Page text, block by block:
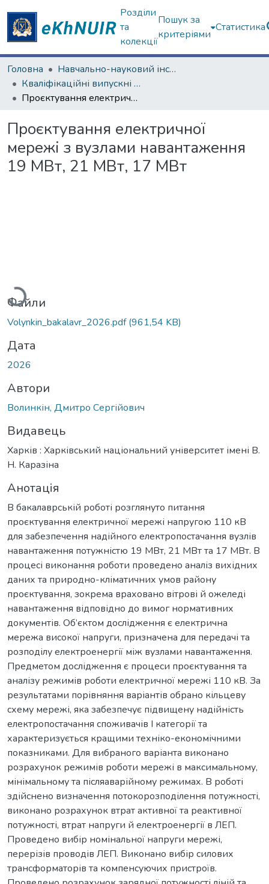
Розділи
та
колекції
Пошук за
критеріями
Статистика
Головна
Навчально-науковий інститут «Українська інженерно-педагогічна академія»
Кваліфікаційні випускні роботи бакалаврів. Навчально-науковий інститут «Українська інженерно-педагогічна академія»
Проєктування електричної мережі з вузлами навантаження 19 МВт, 21 МВт, 17 МВт
Проєктування електричної
мережі з вузлами навантаження
19 МВт, 21 МВт, 17 МВт
Вантажиться...
Файли
Volynkin_bakalavr_2026.pdf(961,54 KB)
Дата
2026
Автори
Волинкін, Дмитро Сергійович
Видавець
Харків : Харківський національний університет імені В.
Н. Каразіна
Анотація
В бакалаврській роботі розглянуто питання
проєктування електричної мережі напругою 110 кВ
для забезпечення надійного електропостачання вузлів
навантаження потужністю 19 МВт, 21 МВт та 17 МВт. В
процесі виконання роботи проведено аналіз вихідних
даних та природно-кліматичних умов району
проєктування, зокрема враховано вітрові й ожеледі
навантаження відповідно до вимог нормативних
документів. Об’єктом дослідження є електрична
мережа високої напруги, призначена для передачі та
розподілу електроенергії між вузлами навантаження.
Предметом дослідження є процеси проєктування та
аналізу режимів роботи електричної мережі 110 кВ. За
результатами порівняння варіантів обрано кільцеву
схему мережі, яка забезпечує підвищену надійність
електропостачання споживачів І категорії та
характеризується кращими техніко-економічними
показниками. Для вибраного варіанта виконано
розрахунок режимів роботи мережі в максимальному,
мінімальному та післяаварійному режимах. В роботі
здійснено визначення потокорозподілення потужності,
виконано розрахунок втрат активної та реактивної
потужності, втрат напруги й електроенергії в ЛЕП.
Проведено вибір номінальної напруги мережі,
перерізів проводів ЛЕП. Виконано вибір силових
трансформаторів та компенсуючих пристроїв.